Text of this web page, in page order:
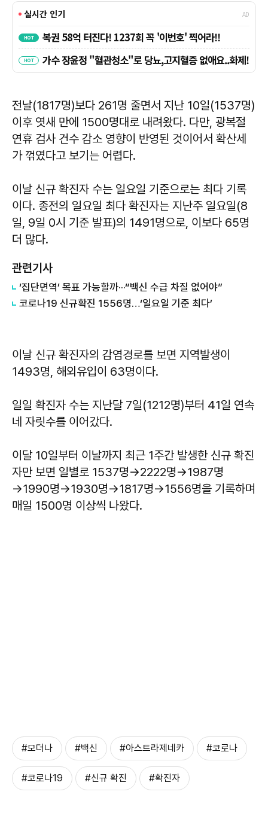
전날(1817명)보다 261명 줄면서 지난 10일(1537명)
이후 엿새 만에 1500명대로 내려왔다. 다만, 광복절
연휴 검사 건수 감소 영향이 반영된 것이어서 확산세
가 꺾였다고 보기는 어렵다.
이날 신규 확진자 수는 일요일 기준으로는 최다 기록
이다. 종전의 일요일 최다 확진자는 지난주 일요일(8
일, 9일 0시 기준 발표)의 1491명으로, 이보다 65명
더 많다.
관련기사
‘집단면역’ 목표 가능할까···“백신 수급 차질 없어야”
코로나19 신규확진 1556명…‘일요일 기준 최다’
이날 신규 확진자의 감염경로를 보면 지역발생이
1493명, 해외유입이 63명이다.
일일 확진자 수는 지난달 7일(1212명)부터 41일 연속
네 자릿수를 이어갔다.
이달 10일부터 이날까지 최근 1주간 발생한 신규 확진
자만 보면 일별로 1537명→2222명→1987명
→1990명→1930명→1817명→1556명을 기록하며
매일 1500명 이상씩 나왔다.
#모더나 #백신 #아스트라제네카 #코로나
#코로나19 #신규 확진 #확진자